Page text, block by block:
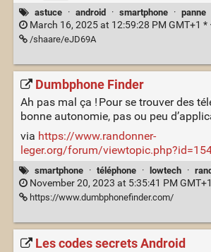
astuce · android · smartphone · panne
March 16, 2025 at 12:59:28 PM GMT+1 * ·
/shaare/eJD69A
Dumbphone Finder
Ah pas mal ça ! Pour se trouver des
bonne autonomie, pas ou peu
via https://www.randonner-
leger.org/forum/
smartphone · téléphone · lowtech ·
November 20, 2023 at 5:35:41 PM GMT+1
https://www.dumbphonefinder.com/
Les codes secrets Android